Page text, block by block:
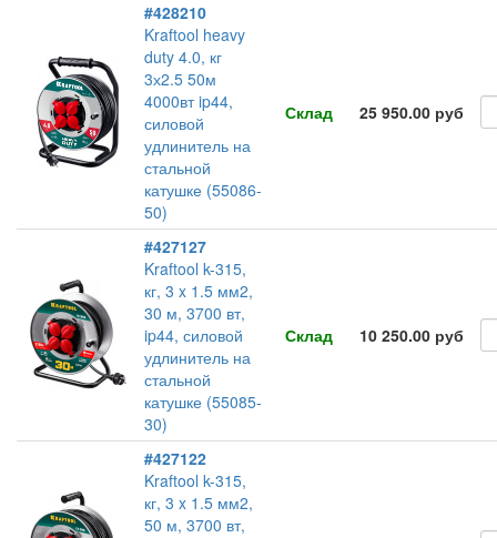
#428210
Kraftool heavy
duty 4.0, кг
3х2.5 50м
4000вт ip44,
силовой
удлинитель на
стальной
катушке (55086-
50)
Склад 25 950.00 руб
#427127
Kraftool k-315,
кг, 3 x 1.5 мм2,
30 м, 3700 вт,
ip44, силовой
удлинитель на
стальной
катушке (55085-
30)
Склад 10 250.00 руб
#427122
Kraftool k-315,
кг, 3 x 1.5 мм2,
50 м, 3700 вт,